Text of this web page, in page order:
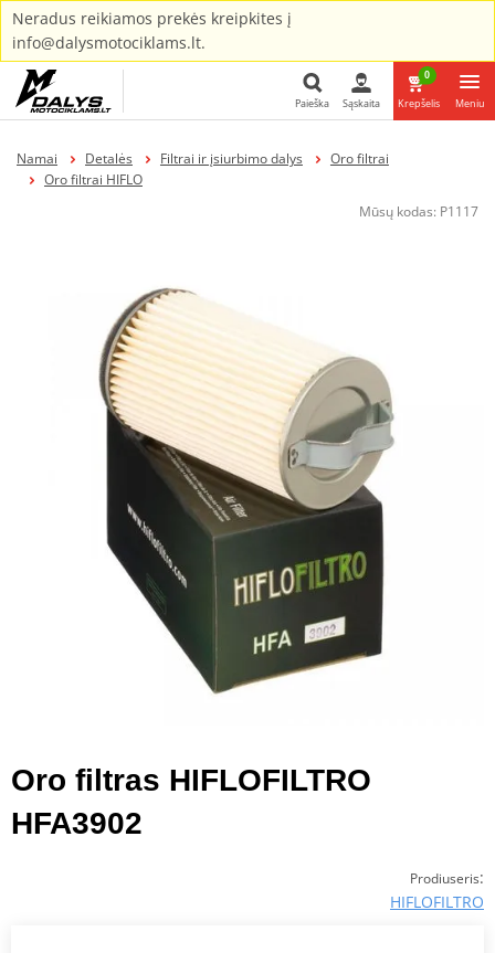
Neradus reikiamos prekės kreipkites į
info@dalysmotociklams.lt.
Paieška Sąskaita
0
Krepšelis Meniu
Namai Detalės Filtrai ir įsiurbimo dalys
Oro filtrai
Oro filtrai HIFLO
Mūsų kodas: P1117
Oro filtras HIFLOFILTRO
HFA3902
Prodiuseris:
HIFLOFILTRO